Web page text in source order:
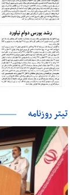
تیتر روزنامه